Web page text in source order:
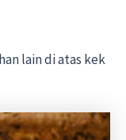
lain di atas kek